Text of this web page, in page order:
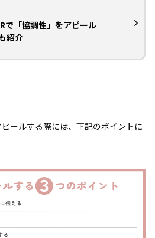
で「協調性」をアピール
紹介
ールする際には、下記のポイントに